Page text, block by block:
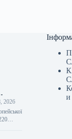
2026
за
и